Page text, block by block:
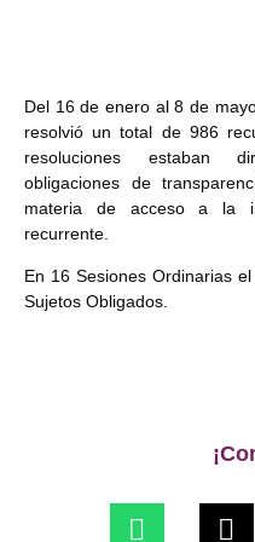
Del 16 de enero al 8 de
resolvió un total de 986
resoluciones estaban
obligaciones de
materia de acceso a la
recurrente.
En 16 Sesiones Ordinarias
Sujetos Obligados.